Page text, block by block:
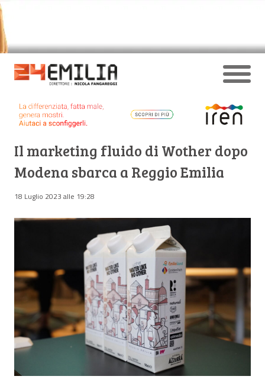
Il marketing fluido di Wother dopo
Modena sbarca a Reggio Emilia
18 Luglio 2023 alle 19:28